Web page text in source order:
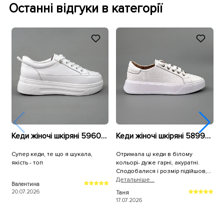
Останні відгуки в категорії
Кеди жіночі шкіряні 596010 Білі
Супер кеди, те що я шукала,
якість - топ
Валентина
20.07.2026
Кеди жіночі шкіряні 589967 Білі
Отримала ці кеди в білому
кольорі- дуже гарні, акуратні.
Сподобалися і розмір підійшов,
брала трішки більші. Дякую, як
завжди за оперативну доставку!
Детальнiше...
Таня
17.07.2026